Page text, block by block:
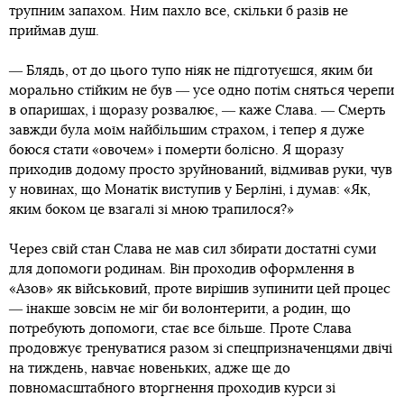
трупним запахом. Ним пахло все, скільки б разів не
приймав душ.
― Блядь, от до цього тупо ніяк не підготуєшся, яким би
морально стійким не був ― усе одно потім сняться черепи
в опаришах, і щоразу розвалює, ― каже Слава. ― Смерть
завжди була моїм найбільшим страхом, і тепер я дуже
боюся стати «овочем» і померти болісно. Я щоразу
приходив додому просто зруйнований, відмивав руки, чув
у новинах, що Монатік виступив у Берліні, і думав: «Як,
яким боком це взагалі зі мною трапилося?»
Через свій стан Слава не мав сил збирати достатні суми
для допомоги родинам. Він проходив оформлення в
«Азов» як військовий, проте вирішив зупинити цей процес
― інакше зовсім не міг би волонтерити, а родин, що
потребують допомоги, стає все більше. Проте Слава
продовжує тренуватися разом зі спецпризначенцями двічі
на тиждень, навчає новеньких, адже ще до
повномасштабного вторгнення проходив курси зі